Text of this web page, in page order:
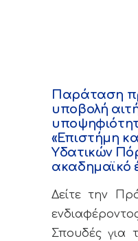
Παράταση
υποβολή
«Επιστήμη
Υδατικών
ακαδημαϊκό
Δείτε την
Σπουδές για